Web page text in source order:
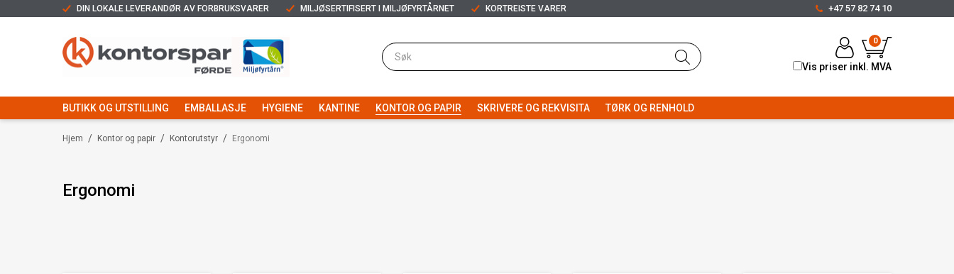
DIN LOKALE LEVERANDØR AV FORBRUKSVARER MILJØSERTIFISERT I MILJØFYRTÅRNET KORTREISTE VARER +47 57 82 74 10
0
Vis priser inkl. MVA
BUTIKK OG UTSTILLING EMBALLASJE HYGIENE KANTINE KONTOR OG PAPIR SKRIVERE OG REKVISITA TØRK OG RENHOLD
/
Hjem /
Kontor og papir /
Kontorutstyr Ergonomi
Ergonomi